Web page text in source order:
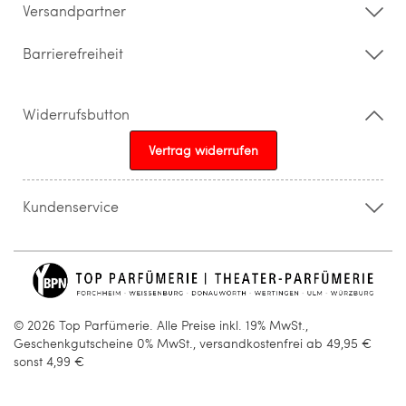
Versandpartner
Barrierefreiheit
Widerrufsbutton
Vertrag widerrufen
Kundenservice
info@topparfuemerie.de
© 2026 Top Parfümerie. Alle Preise inkl. 19% MwSt.,
Geschenkgutscheine 0% MwSt., versandkostenfrei ab 49,95 €
sonst 4,99 €